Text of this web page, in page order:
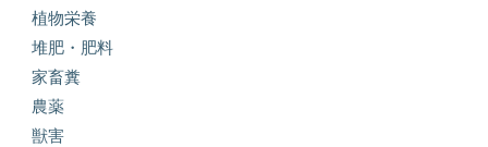
植物栄養
堆肥・肥料
家畜糞
農薬
獣害